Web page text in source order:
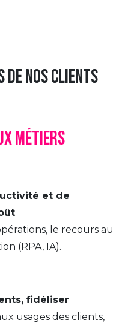
de nos clients
métiers
et de
le recours au
(RPA, IA).
fidéliser
usages des clients,